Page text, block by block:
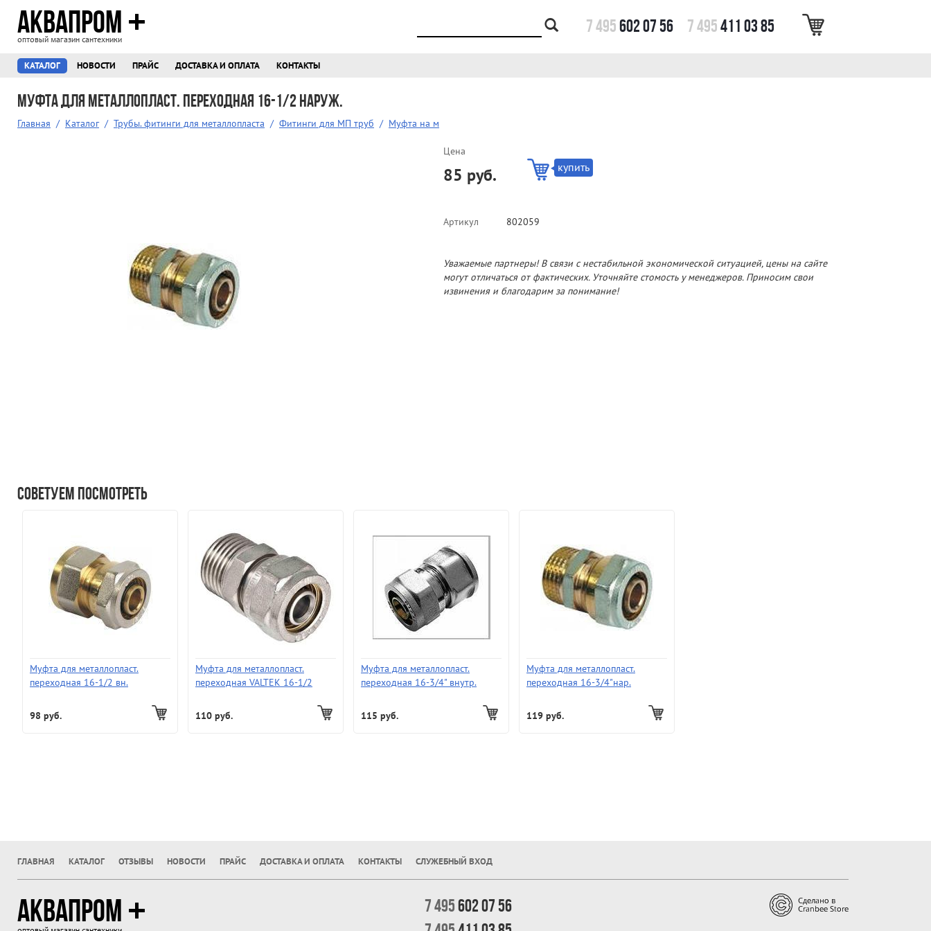
7 495602 07 56 7 495411 03 85
АКВАПРОМ
оптовый магазин сантехники
КАТАЛОГ НОВОСТИ ПРАЙС ДОСТАВКА И ОПЛАТА КОНТАКТЫ
Муфта для металлопласт. переходная 16-1/2 наруж.
Главная / Каталог / Трубы. фитинги для металлопласта / Фитинги для МП труб / Муфта на м
Цена
85 руб. купить
Артикул 802059
Уважаемые партнеры! В связи с нестабильной экономической ситуацией, цены на сайте
могут отличаться от фактических. Уточняйте стомость у менеджеров. Приносим свои
извинения и благодарим за понимание!
Советуем посмотреть
Муфта для металлопласт.
переходная 16-1/2 вн.
98 руб.
Муфта для металлопласт.
переходная VALTEK 16-1/2
110 руб.
Муфта для металлопласт.
переходная 16-3/4" внутр.
115 руб.
Муфта для металлопласт.
переходная 16-3/4"нар.
119 руб.
ГЛАВНАЯ КАТАЛОГ ОТЗЫВЫ НОВОСТИ ПРАЙС ДОСТАВКА И ОПЛАТА КОНТАКТЫ СЛУЖЕБНЫЙ ВХОД
АКВАПРОМ 7 495602 07 56